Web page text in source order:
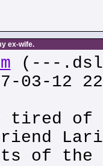
ex-wife.
(---
03-12
tired of
of the